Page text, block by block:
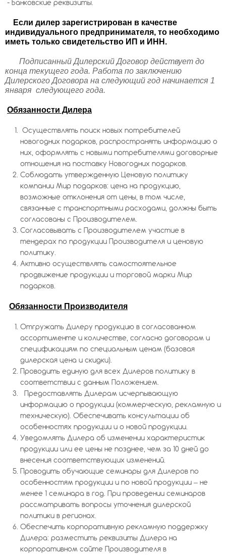
- Банковские реквизиты.
Если дилер зарегистрирован в качестве
индивидуального предпринимателя, то необходимо
иметь только свидетельство ИП и ИНН.
Подписанный Дилерский Договор действует до
конца текущего года. Работа по заключению
Дилерского Договора на следующий год начинается 1
января следующего года.
Обязанности Дилера
Осуществлять поиск новых потребителей
новогодних подарков, распространять информацию о
них, оформлять с новыми потребителями договорные
отношения на поставку Новогодних подарков.
Соблюдать утвержденную Ценовую политику
компании Мир подарков: цена на продукцию,
возможные отклонения от цены, в том числе,
связанные с транспортными расходами, должны быть
согласованы с Производителем.
Согласовывать с Производителем участие в
тендерах по продукции Производителя и ценовую
политику.
Активно осуществлять самостоятельное
продвижение продукции и торговой марки Мир
подарков.
Обязанности Производителя
Отгружать Дилеру продукцию в согласованном
ассортименте и количестве, согласно договорам и
спецификациям по специальным ценам (базовая
дилерская цена и скидки).
Проводить единую для всех Дилеров политику в
соответствии с данным Положением.
Предоставлять Дилерам исчерпывающую
информацию о продукции (коммерческую, рекламную и
техническую). Обеспечивать консультации об
особенностях продукции и о новой продукции.
Уведомлять Дилера об изменении характеристик
продукции или ее цены не позднее, чем за 10 дней до
внесения соответствующих изменений.
Проводить обучающие семинары для Дилеров по
особенностям продукции и по новой продукции – не
менее 1 семинара в год. При проведении семинаров
рассматривать вопросы уточнения дилерской
политики в регионах.
Обеспечить корпоративную рекламную поддержку
Дилера: разместить реквизиты Дилера на
корпоративном сайте Производителя в